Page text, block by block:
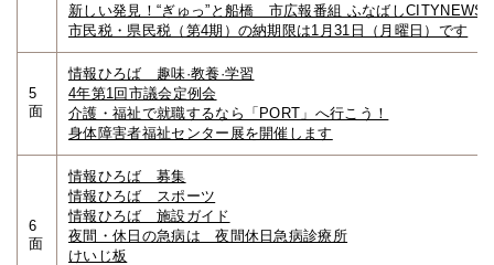
新しい発見！“ぎゅっ”と船橋 市広報番組 ふなばしCITYNEWS
市民税・県民税（第4期）の納期限は1月31日（月曜日）です
5
面
情報ひろば 趣味·教養·学習
4年第1回市議会定例会
介護・福祉で就職するなら「PORT」へ行こう！
身体障害者福祉センター展を開催します
6
面
情報ひろば 募集
情報ひろば スポーツ
情報ひろば 施設ガイド
夜間・休日の急病は 夜間休日急病診療所
けいじ板